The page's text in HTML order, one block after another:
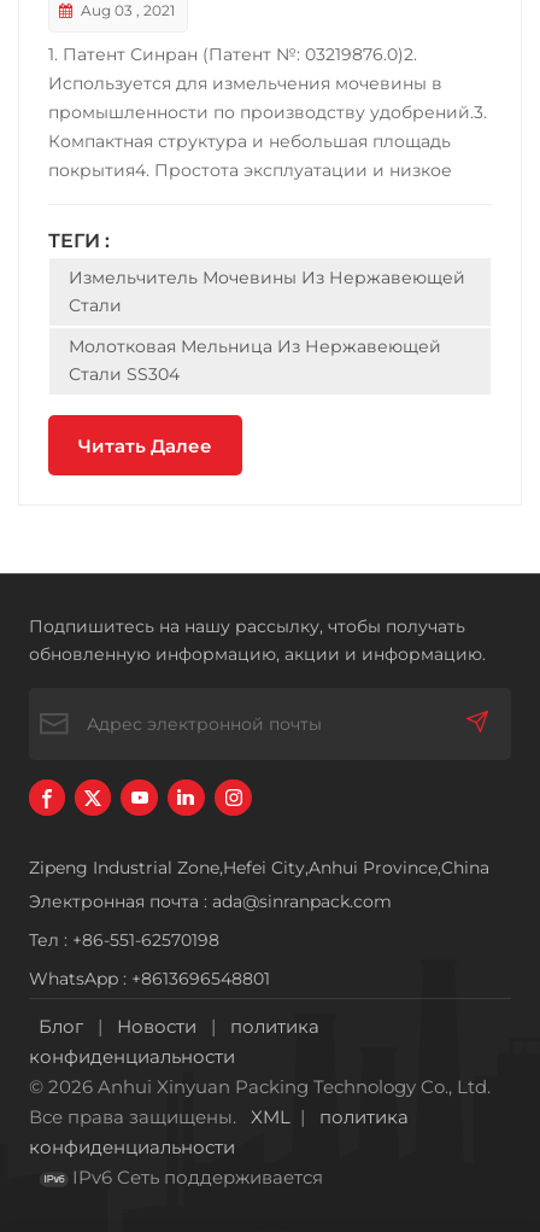
Aug 03 , 2021
1. Патент Синран (Патент №: 03219876.0)2.
Используется для измельчения мочевины в
промышленности по производству удобрений.3.
Компактная структура и небольшая площадь
покрытия4. Простота эксплуатации и низкое
способность с высокой эффективностью;
выходе. 7. Материалом станка может быть
углеродистая сталь, контакт...
ТЕГИ :
Измельчитель Мочевины Из Нержавеющей
Стали
Молотковая Мельница Из Нержавеющей
Стали SS304
Читать Далее
Подпишитесь на нашу рассылку, чтобы получать
обновленную информацию, акции и информацию.
Zipeng Industrial Zone,Hefei City,Anhui Province,China
Электронная почта : ada@sinranpack.com
Тел : +86-551-62570198
WhatsApp : +8613696548801
Блог | Новости |
политика
конфиденциальности
© 2026 Anhui Xinyuan Packing Technology Co., Ltd.
Все права защищены.
XML |
политика
конфиденциальности
IPv6 Сеть поддерживается